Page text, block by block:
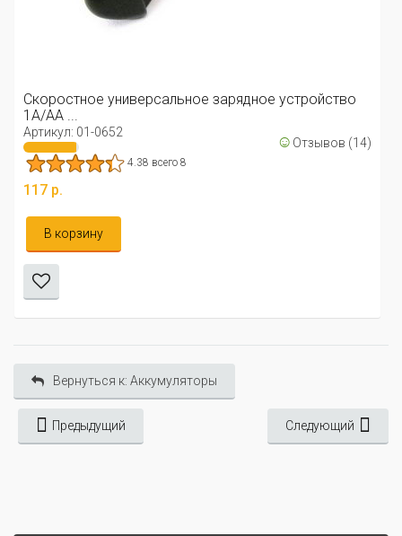
Скоростное универсальное зарядное устройство
1А/AA ...
Артикул: 01-0652 ☺ Отзывов (14)
4.38 всего 8
117 р.
В корзину
Вернуться к: Аккумуляторы
Предыдущий Следующий